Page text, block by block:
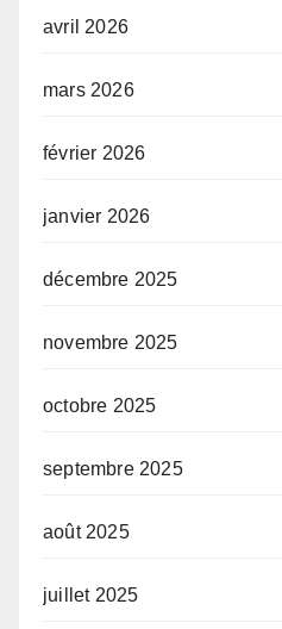
avril 2026
mars 2026
février 2026
janvier 2026
décembre 2025
novembre 2025
octobre 2025
septembre 2025
août 2025
juillet 2025